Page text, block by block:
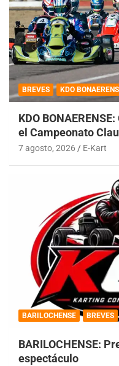
BREVES KDO
KDO
el Campeonato
7 agosto, 2026 E-Kart
BARILOCHENSE BREVES
BARILOCHENSE:
espectáculo